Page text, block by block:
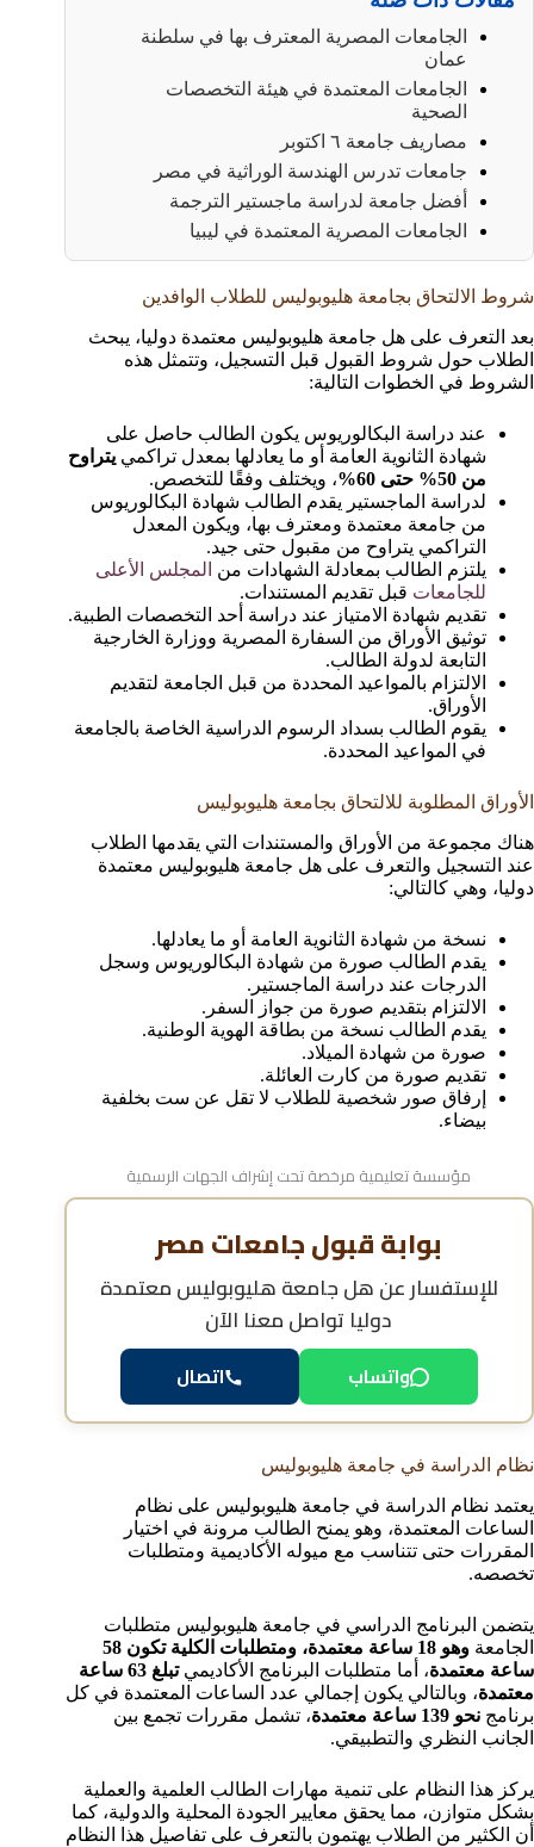
الجامعات المصرية المعترف بها في سلطنة
عمان
الجامعات المعتمدة في هيئة التخصصات
الصحية
مصاريف جامعة ٦ اكتوبر
جامعات تدرس الهندسة الوراثية في مصر
أفضل جامعة لدراسة ماجستير الترجمة
الجامعات المصرية المعتمدة في ليبيا
شروط الالتحاق بجامعة هليوبوليس للطلاب الوافدين
بعد التعرف على هل جامعة هليوبوليس معتمدة دوليا، يبحث
الطلاب حول شروط القبول قبل التسجيل، وتتمثل هذه
الشروط في الخطوات التالية:
عند دراسة البكالوريوس يكون الطالب حاصل على
شهادة الثانوية العامة أو ما يعادلها بمعدل تراكمي يتراوح
من 50% حتى 60%
، ويختلف وفقًا للتخصص.
لدراسة الماجستير يقدم الطالب شهادة البكالوريوس
من جامعة معتمدة ومعترف بها، ويكون المعدل
التراكمي يتراوح من مقبول حتى جيد.
يلتزم الطالب بمعادلة الشهادات من المجلس الأعلى
للجامعات قبل تقديم المستندات.
تقديم شهادة الامتياز عند دراسة أحد التخصصات الطبية.
توثيق الأوراق من السفارة المصرية ووزارة الخارجية
التابعة لدولة الطالب.
الالتزام بالمواعيد المحددة من قبل الجامعة لتقديم
الأوراق.
يقوم الطالب بسداد الرسوم الدراسية الخاصة بالجامعة
في المواعيد المحددة.
الأوراق المطلوبة للالتحاق بجامعة هليوبوليس
هناك مجموعة من الأوراق والمستندات التي يقدمها الطلاب
عند التسجيل والتعرف على هل جامعة هليوبوليس معتمدة
دوليا، وهي كالتالي:
نسخة من شهادة الثانوية العامة أو ما يعادلها.
يقدم الطالب صورة من شهادة البكالوريوس وسجل
الدرجات عند دراسة الماجستير.
الالتزام بتقديم صورة من جواز السفر.
يقدم الطالب نسخة من بطاقة الهوية الوطنية.
صورة من شهادة الميلاد.
تقديم صورة من كارت العائلة.
إرفاق صور شخصية للطلاب لا تقل عن ست بخلفية
بيضاء.
مؤسسة تعليمية مرخصة تحت إشراف الجهات الرسمية
بوابة قبول جامعات مصر
للإستفسار عنهل جامعة هليوبوليس معتمدة
دوليا تواصل معنا الآن
واتساب اتصال
نظام الدراسة في جامعة هليوبوليس
يعتمد نظام الدراسة في جامعة هليوبوليس على نظام
الساعات المعتمدة، وهو يمنح الطالب مرونة في اختيار
المقررات حتى تتناسب مع ميوله الأكاديمية ومتطلبات
تخصصه.
يتضمن البرنامج الدراسي في جامعة هليوبوليس متطلبات
الجامعة
وهو 18 ساعة معتمدة، ومتطلبات الكلية تكون 58
ساعة معتمدة، أما متطلبات البرنامج الأكاديمي
تبلغ 63 ساعة
معتمدة، وبالتالي يكون إجمالي عدد الساعات المعتمدة في كل
برنامج نحو 139 ساعة معتمدة
، تشمل مقررات تجمع بين
الجانب النظري والتطبيقي.
يركز هذا النظام على تنمية مهارات الطالب العلمية والعملية
بشكل متوازن، مما يحقق معايير الجودة المحلية والدولية، كما
أن الكثير من الطلاب يهتمون بالتعرف على تفاصيل هذا النظام